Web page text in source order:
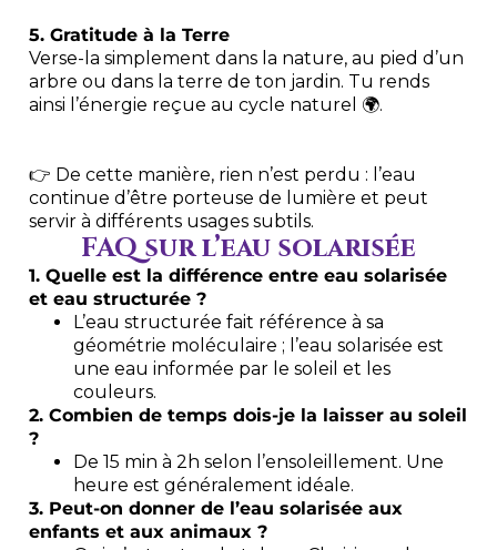
5. Gratitude à la Terre
Verse-la simplement dans la nature, au pied d’un
arbre ou dans la terre de ton jardin. Tu rends
ainsi l’énergie reçue au cycle naturel 🌍.
👉 De cette manière, rien n’est perdu : l’eau
continue d’être porteuse de lumière et peut
servir à différents usages subtils.
FAQ sur l’eau solarisée
1. Quelle est la différence entre eau solarisée
et eau structurée ?
L’eau structurée fait référence à sa
géométrie moléculaire ; l’eau solarisée est
une eau informée par le soleil et les
couleurs.
2. Combien de temps dois-je la laisser au soleil
?
De 15 min à 2h selon l’ensoleillement. Une
heure est généralement idéale.
3. Peut-on donner de l’eau solarisée aux
enfants et aux animaux ?